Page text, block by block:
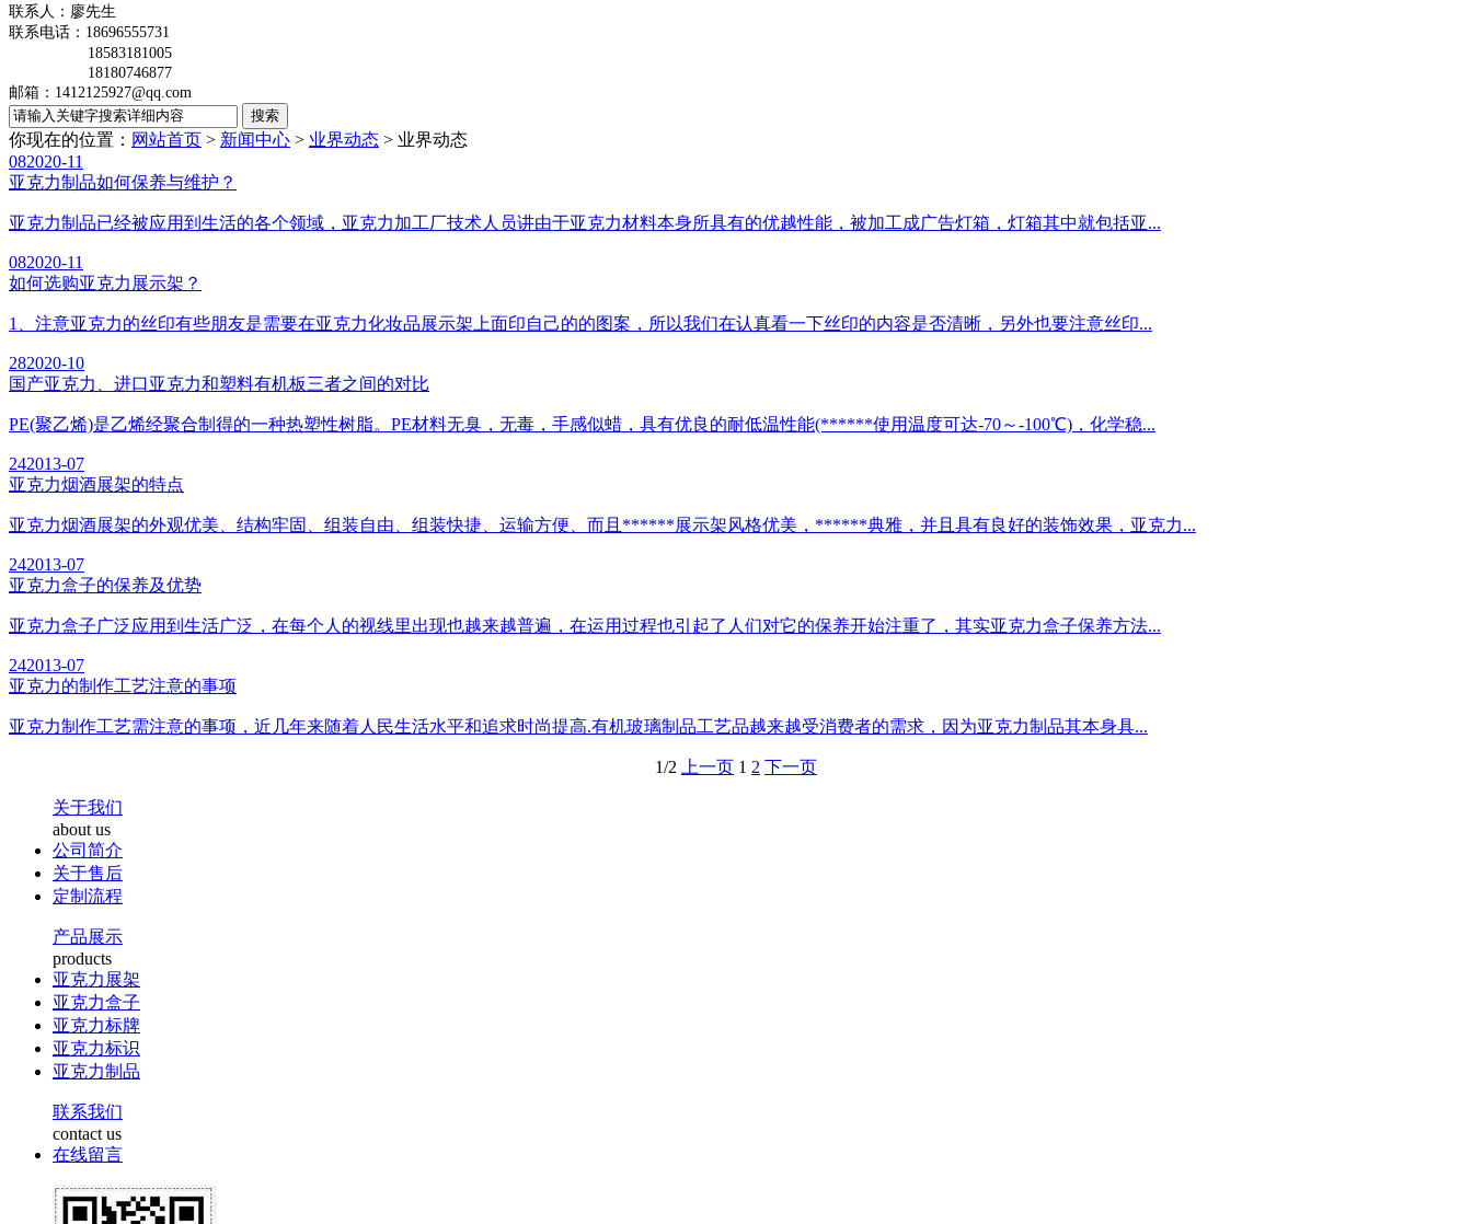
联系人：廖先生
联系电话： 18696555731
18583181005
18180746877
邮箱：1412125927@qq.com
你现在的位置： 网站首页 > 新闻中心 > 业界动态 > 业界动态
082020-11
亚克力制品如何保养与维护？
亚克力制品已经被应用到生活的各个领域，亚克力加工厂技术人员讲由于亚克力材料本身所具有的优越性能，被加工成广告灯箱，灯箱其中就包括亚...
082020-11
如何选购亚克力展示架？
1、注意亚克力的丝印有些朋友是需要在亚克力化妆品展示架上面印自己的的图案，所以我们在认真看一下丝印的内容是否清晰，另外也要注意丝印...
282020-10
国产亚克力、进口亚克力和塑料有机板三者之间的对比
PE(聚乙烯)是乙烯经聚合制得的一种热塑性树脂。PE材料无臭，无毒，手感似蜡，具有优良的耐低温性能(******使用温度可达-70～-100℃)，化学稳...
242013-07
亚克力烟酒展架的特点
亚克力烟酒展架的外观优美、结构牢固、组装自由、组装快捷、运输方便、而且******展示架风格优美，******典雅，并且具有良好的装饰效果，亚克力...
242013-07
亚克力盒子的保养及优势
亚克力盒子广泛应用到生活广泛，在每个人的视线里出现也越来越普遍，在运用过程也引起了人们对它的保养开始注重了，其实亚克力盒子保养方法...
242013-07
亚克力的制作工艺注意的事项
亚克力制作工艺需注意的事项，近几年来随着人民生活水平和追求时尚提高.有机玻璃制品工艺品越来越受消费者的需求，因为亚克力制品其本身具...
1/2 上一页 1 2 下一页
关于我们
about us
公司简介
关于售后
定制流程
产品展示
products
亚克力展架
亚克力盒子
亚克力标牌
亚克力标识
亚克力制品
联系我们
contact us
在线留言